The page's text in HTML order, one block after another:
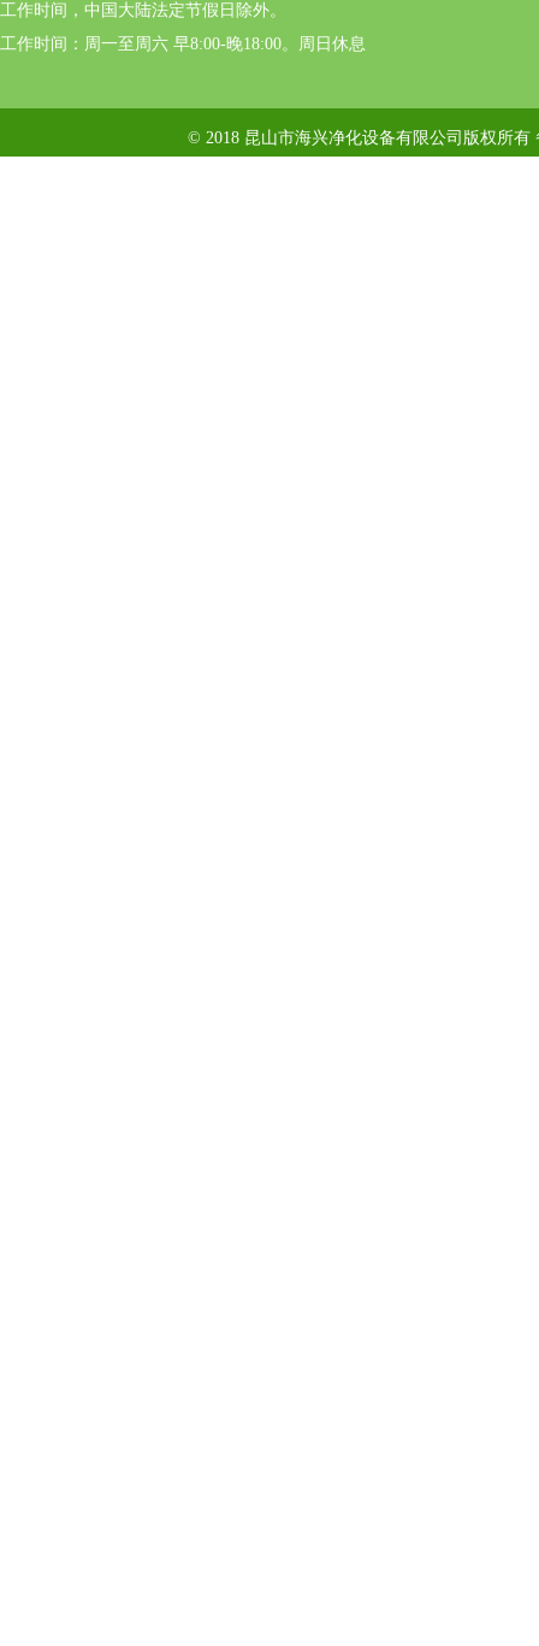
工作时间，中国大陆法定节假日除外。
工作时间：周一至周六 早8:00-晚18:00。周日休息
© 2018 昆山市海兴净化设备有限公司版权所有